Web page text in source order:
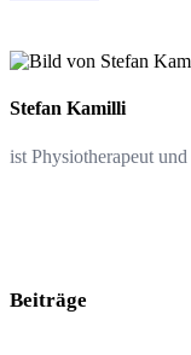
Stefan Kamilli
ist Physiotherapeut
Beiträge